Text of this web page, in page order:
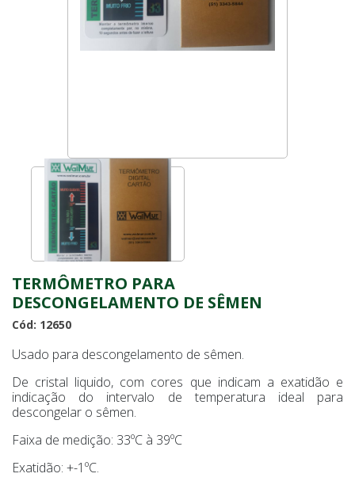
TERMÔMETRO PARA
DESCONGELAMENTO DE SÊMEN
Cód: 12650
Usado para descongelamento de sêmen.
De cristal liquido, com cores que indicam a exatidão e
indicação do intervalo de temperatura ideal para
descongelar o sêmen.
Faixa de medição: 33ºC à 39ºC
Exatidão: +-1ºC.